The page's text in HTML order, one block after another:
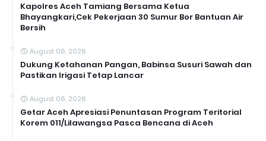
Kapolres Aceh Tamiang Bersama Ketua
Bhayangkari,Cek Pekerjaan 30 Sumur Bor Bantuan Air
Bersih
August 06, 2026
Dukung Ketahanan Pangan, Babinsa Susuri Sawah dan
Pastikan Irigasi Tetap Lancar
August 06, 2026
Getar Aceh Apresiasi Penuntasan Program Teritorial
Korem 011/Lilawangsa Pasca Bencana di Aceh ‎